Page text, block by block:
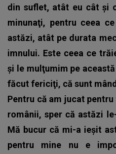
din suflet, atât eu cât şi
minunaţi, pentru ceea
astăzi, atât pe durata
imnului. Este ceea ce
şi le mulţumim pe
făcut fericiţi, că sunt
Pentru că am jucat
românii, sper că astăzi
Mă bucur că mi-a ieşit
pentru mine nu e